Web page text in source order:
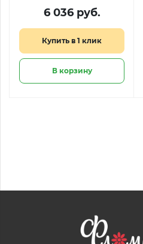
6 036 руб.
Купить в 1 клик
В корзину